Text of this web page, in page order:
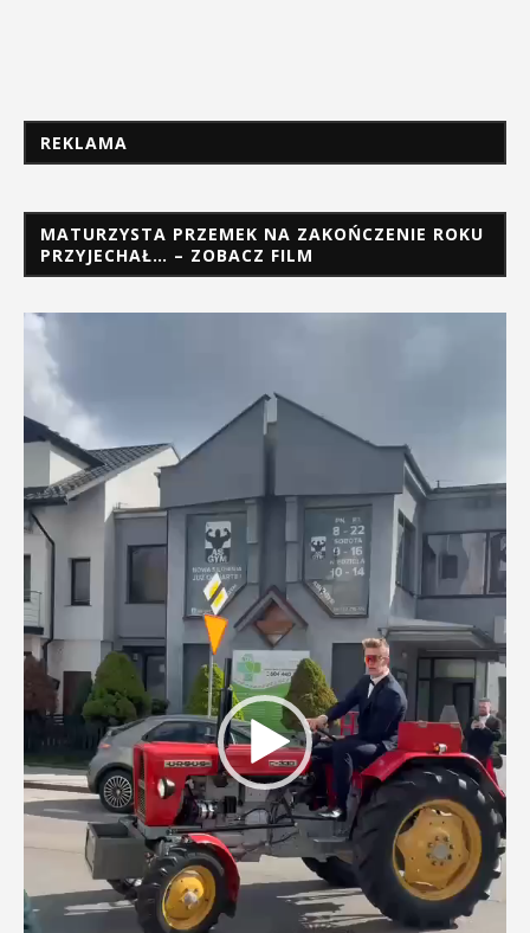
REKLAMA
MATURZYSTA PRZEMEK NA ZAKOŃCZENIE ROKU
PRZYJECHAŁ… – ZOBACZ FILM
Odtwarzacz